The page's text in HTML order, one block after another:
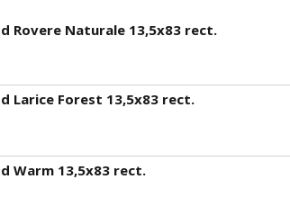
Rovere Naturale 13,5x83 rect.
Larice Forest 13,5x83 rect.
Warm 13,5x83 rect.